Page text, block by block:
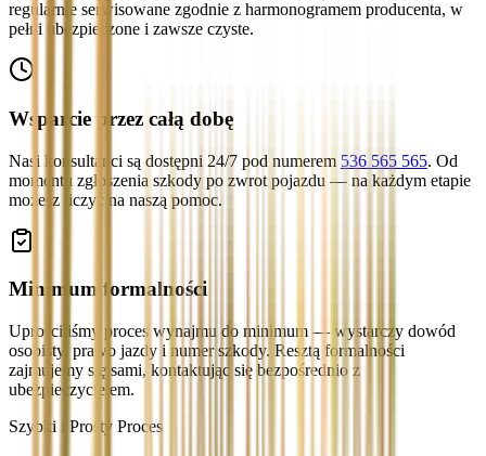
regularnie serwisowane zgodnie z harmonogramem producenta, w
pełni ubezpieczone i zawsze czyste.
Wsparcie przez całą dobę
Nasi konsultanci są dostępni 24/7 pod numerem 536 565 565. Od
momentu zgłoszenia szkody po zwrot pojazdu — na każdym etapie
możesz liczyć na naszą pomoc.
Minimum formalności
Uprościliśmy proces wynajmu do minimum — wystarczy dowód
osobisty, prawo jazdy i numer szkody. Resztą formalności
zajmujemy się sami, kontaktując się bezpośrednio z
ubezpieczycielem.
Szybki i Prosty Proces